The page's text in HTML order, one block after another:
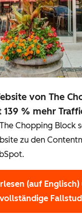
von The
% mehr
Chopping Block
zu den
(auf Englisch)
vollständige